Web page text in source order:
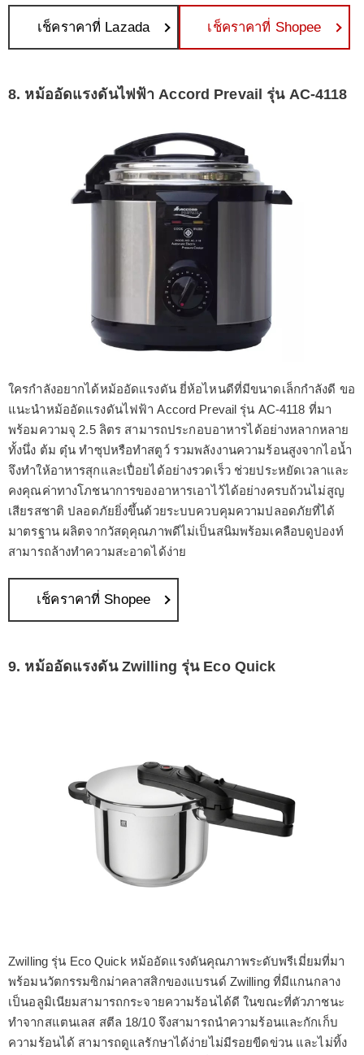
เช็คราคาที่ Lazada เช็คราคาที่ Shopee
8. หม้ออัดแรงดันไฟฟ้า Accord Prevail รุ่น AC-4118
ใครกำลังอยากได้หม้ออัดแรงดัน ยี่ห้อไหนดีที่มีขนาดเล็กกำลังดี ขอ
แนะนำหม้ออัดแรงดันไฟฟ้า Accord Prevail รุ่น AC-4118 ที่มา
พร้อมความจุ 2.5 ลิตร สามารถประกอบอาหารได้อย่างหลากหลาย
ทั้งนึ่ง ต้ม ตุ๋น ทำซุปหรือทำสตูว์ รวมพลังงานความร้อนสูงจากไอน้ำ
จึงทำให้อาหารสุกและเปื่อยได้อย่างรวดเร็ว ช่วยประหยัดเวลาและ
คงคุณค่าทางโภชนาการของอาหารเอาไว้ได้อย่างครบถ้วนไม่สูญ
เสียรสชาติ ปลอดภัยยิ่งขึ้นด้วยระบบควบคุมความปลอดภัยที่ได้
มาตรฐาน ผลิตจากวัสดุคุณภาพดีไม่เป็นสนิมพร้อมเคลือบดูปองท์
สามารถล้างทำความสะอาดได้ง่าย
เช็คราคาที่ Shopee
9. หม้ออัดแรงดัน Zwilling รุ่น Eco Quick
Zwilling รุ่น Eco Quick หม้ออัดแรงดันคุณภาพระดับพรีเมี่ยมที่มา
พร้อมนวัตกรรมซิกม่าคลาสสิกของแบรนด์ Zwilling ที่มีแกนกลาง
เป็นอลูมิเนียมสามารถกระจายความร้อนได้ดี ในขณะที่ตัวภาชนะ
ทำจากสแตนเลส สตีล 18/10 จึงสามารถนำความร้อนและกักเก็บ
ความร้อนได้ สามารถดูแลรักษาได้ง่ายไม่มีรอยขีดข่วน และไม่ทิ้ง